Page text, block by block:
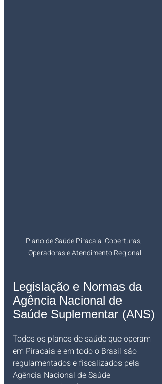
Plano de Saúde Piracaia: Coberturas,
Operadoras e Atendimento Regional
Legislação e Normas da
Agência Nacional de
Saúde Suplementar (ANS)
Todos os planos de saúde que operam
em Piracaia e em todo o Brasil são
regulamentados e fiscalizados pela
Agência Nacional de Saúde